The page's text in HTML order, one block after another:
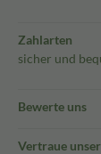
Zahlarten
sicher und
Bewerte uns
Vertraue